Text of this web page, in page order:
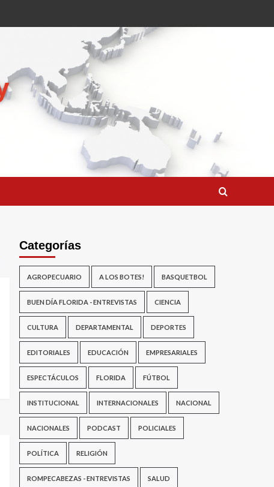
Categorías
AGROPECUARIO A LOS BOTES! BASQUETBOL
BUEN DÍA FLORIDA - ENTREVISTAS CIENCIA
CULTURA DEPARTAMENTAL DEPORTES
EDITORIALES EDUCACIÓN EMPRESARIALES
ESPECTÁCULOS FLORIDA FÚTBOL
INSTITUCIONAL INTERNACIONALES NACIONAL
NACIONALES PODCAST POLICIALES
POLÍTICA RELIGIÓN
ROMPECABEZAS - ENTREVISTAS SALUD